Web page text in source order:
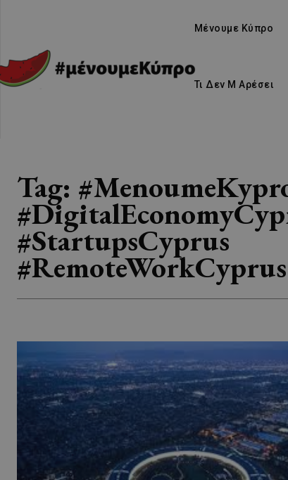
Μένουμε Κύπρο
Τι Δεν Μ Αρέσει
Tag:
#StartupsCyprus
#RemoteWorkCyprus